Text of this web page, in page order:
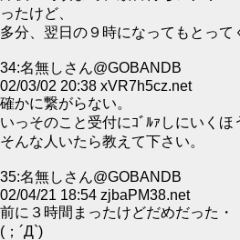
ったけど、
多分、翌日の９時になってもとって
34:名無しさん@GOBANDB
02/03/02 20:38 xVR7h5cz.net
確かに繋がらない。
いっそのこと受付にｺﾞﾙｧしにいくほ
そんな人いたら教えて下さい。
35:名無しさん@GOBANDB
02/04/21 18:54 zjbaPM38.net
前に３時間まったけどだめだった・
(；´Д`)